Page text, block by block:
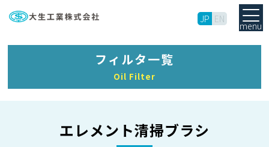
JP EN
menu
フィルタ一覧
Oil Filter
エレメント清掃ブラシ